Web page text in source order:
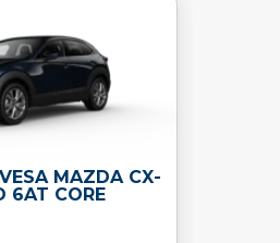
MAZDA CX-
6AT CORE